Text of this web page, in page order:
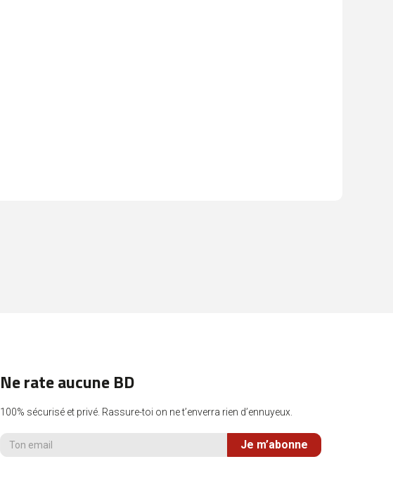
Ne rate aucune BD
100% sécurisé et privé. Rassure-toi on ne t’enverra rien d’ennuyeux.
Je m’abonne